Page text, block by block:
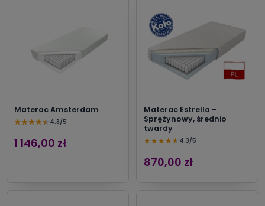
Materac Amsterdam
★★★★★ 4.3/5
1 146,00 zł
Materac Estrella –
Sprężynowy, średnio
twardy
★★★★★ 4.3/5
870,00 zł